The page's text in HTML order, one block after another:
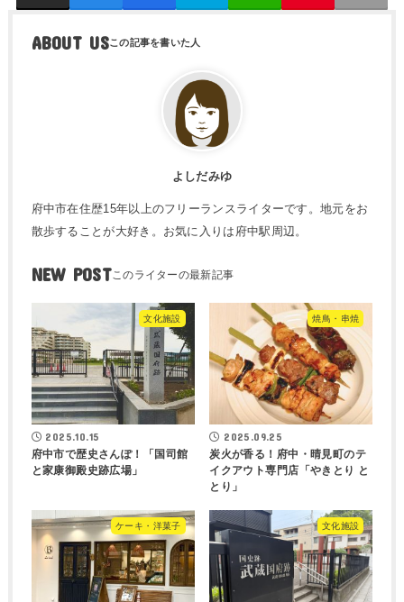
ABOUT US
よしだみゆ
府中市在住歴15年以上のフリーランスライターです。地元をお
散歩することが大好き。お気に入りは府中駅周辺。
NEW POST
文化施設
2025.10.15
府中市で歴史さんぽ！「国司館
と家康御殿史跡広場」
焼鳥・串焼
2025.09.25
炭火が香る！府中・晴見町のテ
イクアウト専門店「やきとり と
とり」
ケーキ・洋菓子 文化施設